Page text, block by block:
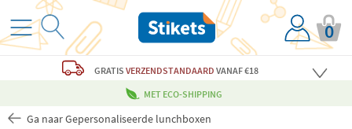
0
GRATIS VERZENDSTANDAARD VANAF €18
MET ECO-SHIPPING
Ga naar Gepersonaliseerde lunchboxen